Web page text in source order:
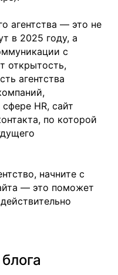
агентства — это не
в 2025 году, а
с
открытость,
агентства
HR, сайт
по которой
начните с
— это поможет